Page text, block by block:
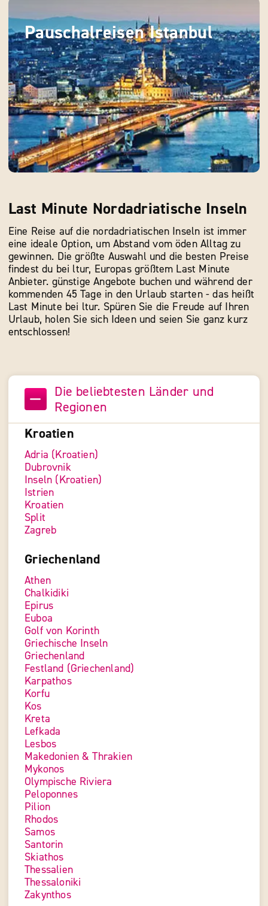
Pauschalreisen Istanbul
Last Minute Nordadriatische Inseln
Eine Reise auf die nordadriatischen Inseln ist immer
eine ideale Option, um Abstand vom öden Alltag zu
gewinnen. Die größte Auswahl und die besten Preise
findest du bei ltur, Europas größtem Last Minute
Anbieter. günstige Angebote buchen und während der
kommenden 45 Tage in den Urlaub starten - das heißt
Last Minute bei ltur. Spüren Sie die Freude auf Ihren
Urlaub, holen Sie sich Ideen und seien Sie ganz kurz
entschlossen!
Die beliebtesten Länder und
Regionen
Kroatien
Adria (Kroatien)
Dubrovnik
Inseln (Kroatien)
Istrien
Kroatien
Split
Zagreb
Griechenland
Athen
Chalkidiki
Epirus
Euboa
Golf von Korinth
Griechische Inseln
Griechenland
Festland (Griechenland)
Karpathos
Korfu
Kos
Kreta
Lefkada
Lesbos
Makedonien & Thrakien
Mykonos
Olympische Riviera
Peloponnes
Pilion
Rhodos
Samos
Santorin
Skiathos
Thessalien
Thessaloniki
Zakynthos